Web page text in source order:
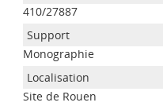
410/27887
Monographie
Site de Rouen